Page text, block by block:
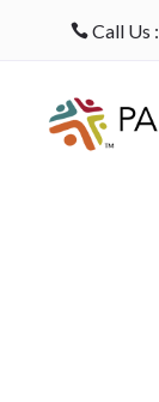
Call Us :